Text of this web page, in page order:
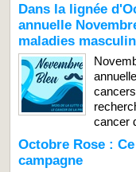
Dans la lignée
annuelle
maladies
cancer
Octobre Rose :
campagne